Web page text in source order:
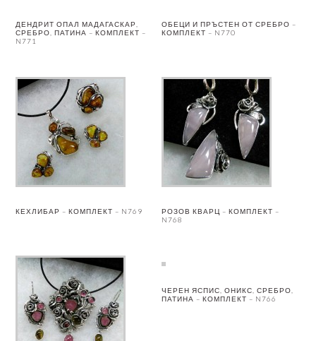
ДЕНДРИТ ОПАЛ МАДАГАСКАР,
СРЕБРО, ПАТИНА – КОМПЛЕКТ –
N771
ОБЕЦИ И ПРЪСТЕН ОТ СРЕБРО –
КОМПЛЕКТ – N770
КЕХЛИБАР – КОМПЛЕКТ – N769
РОЗОВ КВАРЦ – КОМПЛЕКТ –
N768
ЧЕРЕН ЯСПИС, ОНИКС, СРЕБРО,
ПАТИНА – КОМПЛЕКТ – N766